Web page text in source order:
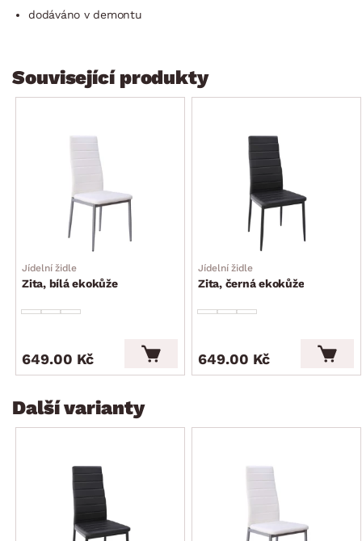
dodáváno v demontu
Související produkty
Jídelní židle
Zita, bílá ekokůže
649.00 Kč
Jídelní židle
Zita, černá ekokůže
649.00 Kč
Další varianty